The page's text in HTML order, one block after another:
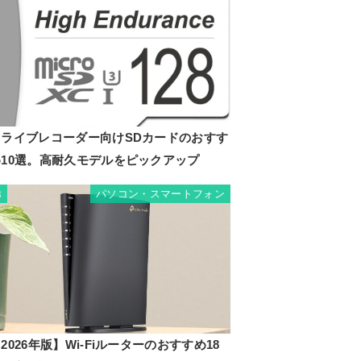
イブレコーダー向けSDカードのおすす
選。高耐久モデルをピックアップ
パソコン・スマートフォン
年版】Wi-Fiルーターのおすすめ18